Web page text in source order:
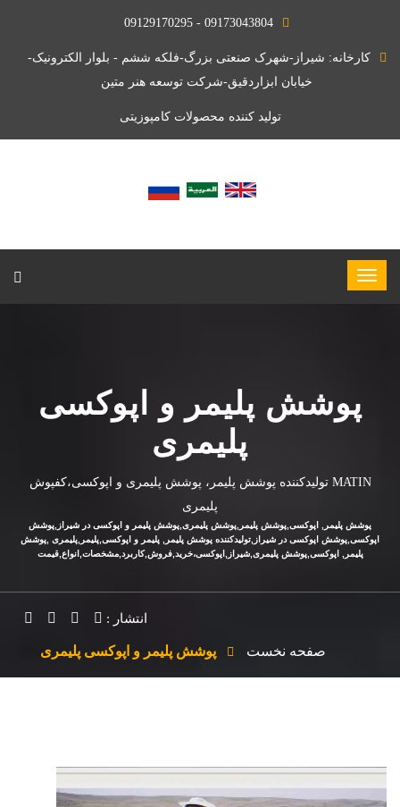
09173043804 - 09129170295
کارخانه: شیراز-شهرک صنعتی بزرگ-فلکه ششم - بلوار الکترونیک-
خیابان ابزاردقیق-شرکت توسعه هنر متین
تولید کننده محصولات کامپوزیتی
پوشش پلیمر و اپوکسی
پلیمری
MATIN تولیدکننده پوشش پلیمر، پوشش پلیمری و اپوکسی،کفپوش
پلیمری
پوشش پلیمر, اپوکسی,پوشش پلیمر,پوشش پلیمری,پوشش پلیمر و اپوکسی در شیراز,پوشش
اپوکسی,پوشش اپوکسی در شیراز,تولیدکننده پوشش پلیمر, پلیمر و اپوکسی,پلیمر,پلیمری ,پوشش
پلیمر, اپوکسی,پوشش پلیمری,شیراز,اپوکسی،خرید,فروش,کاربرد,مشخصات,انواع,قیمت
انتشار :
صفحه نخست پوشش پلیمر و اپوکسی پلیمری